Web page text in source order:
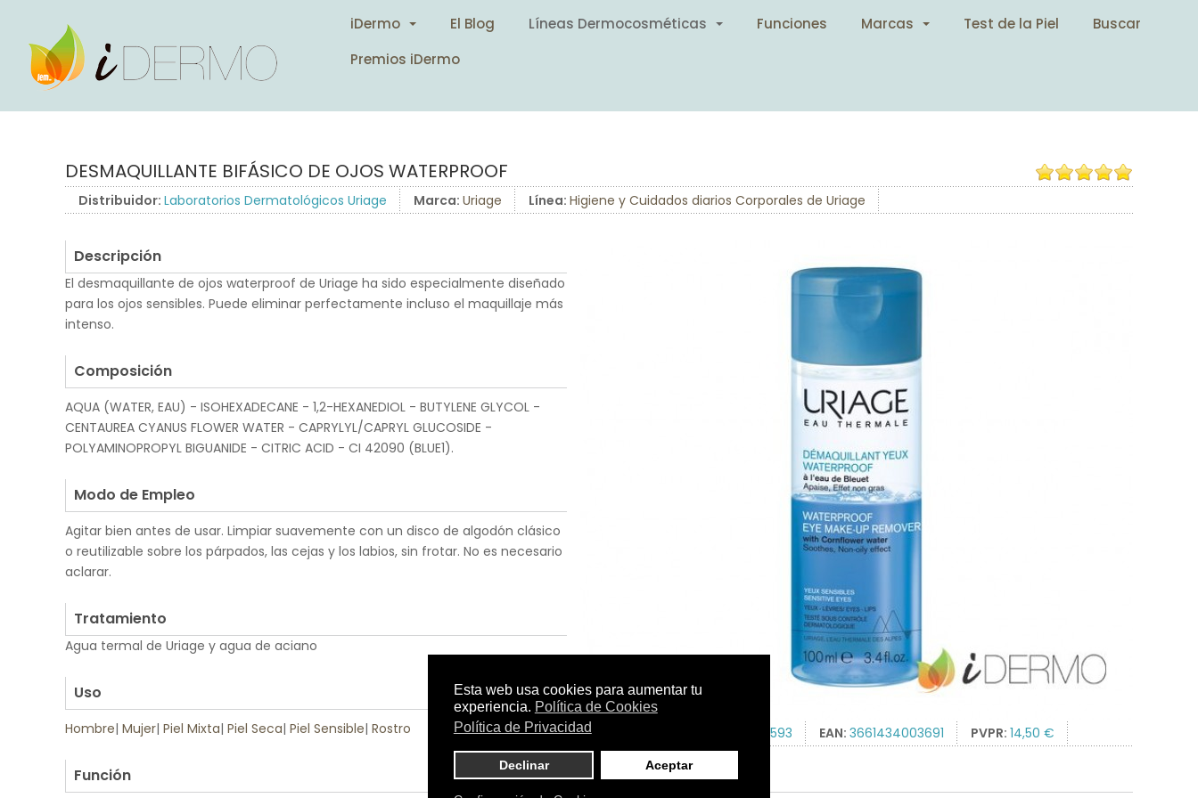
iDermo El Blog Líneas Dermocosméticas Funciones Marcas Test de la Piel
Buscar
Premios iDermo
DESMAQUILLANTE BIFÁSICO DE OJOS WATERPROOF
Distribuidor: Laboratorios Dermatológicos Uriage Marca: Uriage Línea: Higiene y Cuidados diarios Corporales de Uriage
Tamaño: 1843593 EAN: 3661434003691 PVPR: 14,50 €
Descripción
El desmaquillante de ojos waterproof de Uriage ha sido especialmente diseñado
para los ojos sensibles. Puede eliminar perfectamente incluso el maquillaje más
intenso.
Composición
AQUA (WATER, EAU) - ISOHEXADECANE - 1,2-HEXANEDIOL - BUTYLENE GLYCOL -
CENTAUREA CYANUS FLOWER WATER - CAPRYLYL/CAPRYL GLUCOSIDE -
POLYAMINOPROPYL BIGUANIDE - CITRIC ACID - CI 42090 (BLUE1).
Modo de Empleo
Agitar bien antes de usar. Limpiar suavemente con un disco de algodón clásico
o reutilizable sobre los párpados, las cejas y los labios, sin frotar. No es necesario
aclarar.
Tratamiento
Agua termal de Uriage y agua de aciano
Uso
Hombre| Mujer| Piel Mixta| Piel Seca| Piel Sensible| Rostro
Función